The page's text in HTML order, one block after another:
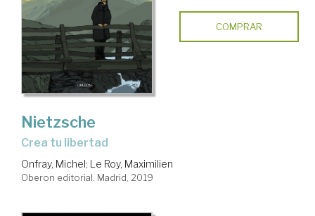
COMPRAR
Nietzsche
Crea tu libertad
Onfray, Michel; Le Roy, Maximilien
Oberon editorial. Madrid, 2019